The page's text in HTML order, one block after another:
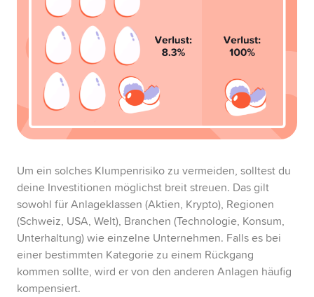
Um ein solches Klumpenrisiko zu vermeiden, solltest du
deine Investitionen möglichst breit streuen. Das gilt
sowohl für Anlageklassen (Aktien, Krypto), Regionen
(Schweiz, USA, Welt), Branchen (Technologie, Konsum,
Unterhaltung) wie einzelne Unternehmen. Falls es bei
einer bestimmten Kategorie zu einem Rückgang
kommen sollte, wird er von den anderen Anlagen häufig
kompensiert.